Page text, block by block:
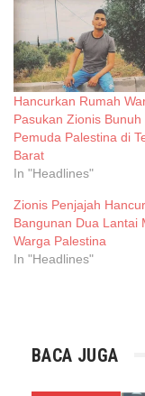
Hancurkan Rumah
Pasukan Zionis Bunuh
Pemuda Palestina di
Barat
In "Headlines"
Zionis Penjajah
Bangunan Dua Lantai
Warga Palestina
In "Headlines"
BACA JUGA